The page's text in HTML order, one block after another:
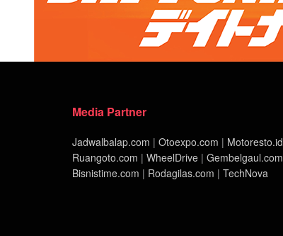
Media Partner
Jadwalbalap.com | Otoexpo.com | Motoresto.id
Ruangoto.com | WheelDrive | Gembelgaul.com
Bisnistime.com | Rodagilas.com | TechNova